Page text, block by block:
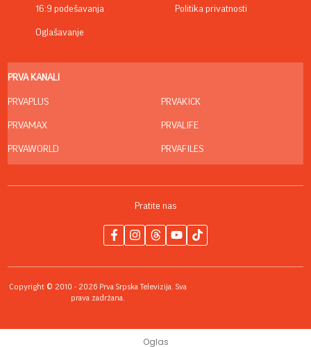
16:9 podešavanja
Oglašavanje
Politika privatnosti
PRVA KANALI
PRVAPLUS
PRVAMAX
PRVAWORLD
PRVAKICK
PRVALIFE
PRVAFILES
Pratite nas
Copyright © 2010 - 2026 Prva Srpska Televizija. Sva
prava zadržana.